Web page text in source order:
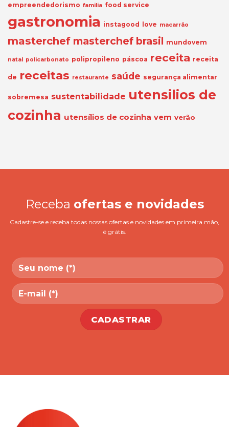
empreendedorismo familia food service
gastronomia instagood love macarrão
masterchef masterchef brasil mundovem
natal policarbonato polipropileno páscoa receita receita
de receitas restaurante saúde segurança alimentar
sobremesa sustentabilidade utensilios de
cozinha utensílios de cozinha vem verão
Receba ofertas e novidades
Cadastre-se e receba todas nossas ofertas e novidades em primeira mão,
é grátis.